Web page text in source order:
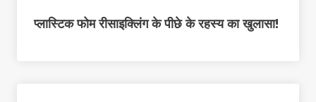
प्लास्टिक फोम रीसाइक्लिंग के पीछे के रहस्य का खुलासा!